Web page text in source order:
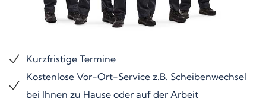
Kurzfristige Termine
Kostenlose Vor-Ort-Service z.B. Scheibenwechsel
bei Ihnen zu Hause oder auf der Arbeit